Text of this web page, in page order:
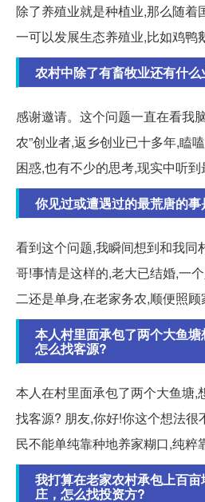
除了养殖业就是种植业,那么随着
一可以发展生态养殖业,比如鸡鸭
农村中除了有畜牧业还有什
感谢邀请。这个问题一直在看我
农”创业者,返乡创业已十多年,瞌
困惑,也有不少的思考,现实中听到
你见过或遭遇过的最荒唐的
看到这个问题,我瞬间想到和我同
哥!事情是这样的,老大已结婚,一
二还是单身,在老家务农,顺便照顾
本人村里面承包了两个大鱼
怎么找客源?
本人在村里面承包了两个大鱼塘,
找客源? 朋友,你好!你这个想法很
民不能单纯靠种地养家糊口,纯粹
我打算在老家农村承包上百
庄，怎么找投资方?